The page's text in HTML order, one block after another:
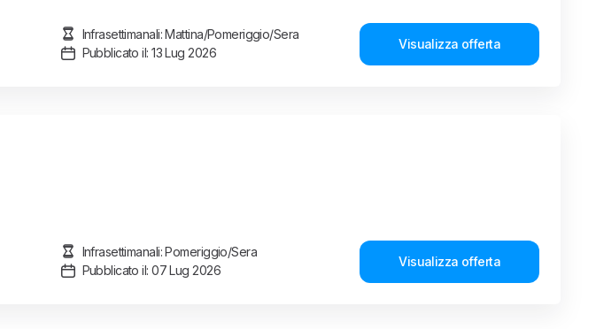
Infrasettimanali: Mattina/Pomeriggio/Sera
Pubblicato il: 13 Lug 2026
Visualizza offerta
Infrasettimanali: Pomeriggio/Sera
Pubblicato il: 07 Lug 2026
Visualizza offerta